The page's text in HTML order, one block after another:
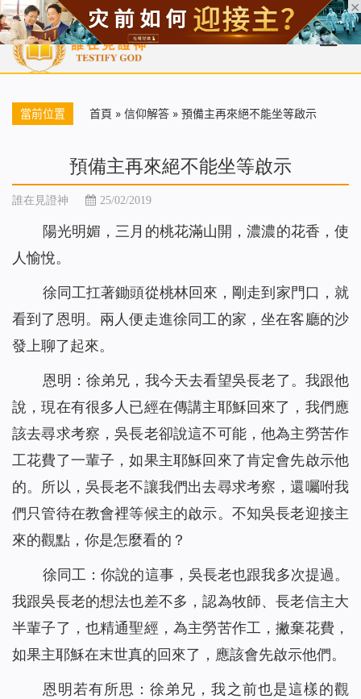
首頁 每日靈糧 天國福音 基督徒見證 信仰解答 聖經
當前位置 首頁 » 信仰解答 » 預備主再來絕不能坐等啟示
預備主再來絕不能坐等啟示
誰在見證神 25/02/2019
陽光明媚，三月的桃花滿山開，濃濃的花香，使
人愉悅。
徐同工扛著鋤頭從桃林回來，剛走到家門口，就
看到了恩明。兩人便走進徐同工的家，坐在客廳的沙
發上聊了起來。
恩明：徐弟兄，我今天去看望吳長老了。我跟他
說，現在有很多人已經在傳講主耶穌回來了，我們應
該去尋求考察，吳長老卻說這不可能，他為主勞苦作
工花費了一輩子，如果主耶穌回來了肯定會先啟示他
的。所以，吳長老不讓我們出去尋求考察，還囑咐我
們只管待在教會裡等候主的啟示。不知吳長老迎接主
來的觀點，你是怎麼看的？
徐同工：你說的這事，吳長老也跟我多次提過。
我跟吳長老的想法也差不多，認為牧師、長老信主大
半輩子了，也精通聖經，為主勞苦作工，撇棄花費，
如果主耶穌在末世真的回來了，應該會先啟示他們。
恩明若有所思：徐弟兄，我之前也是這樣的觀